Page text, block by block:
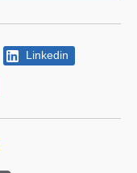
Linkedin